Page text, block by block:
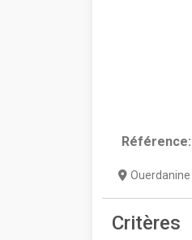
Référence:
Ouerdanine
Critères